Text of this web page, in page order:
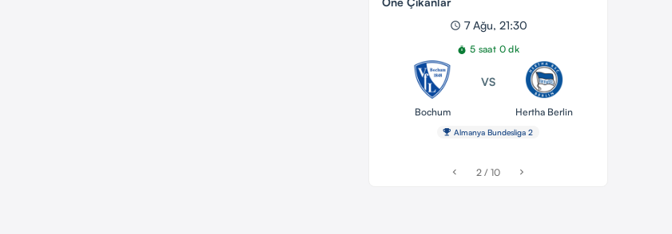
schedule 7 Ağu, 21:30
timer 5 saat 0 dk
Bochum
VS
Hertha Berlin
emoji_events Almanya Bundesliga 2
chevron_left 2 / 10 chevron_right